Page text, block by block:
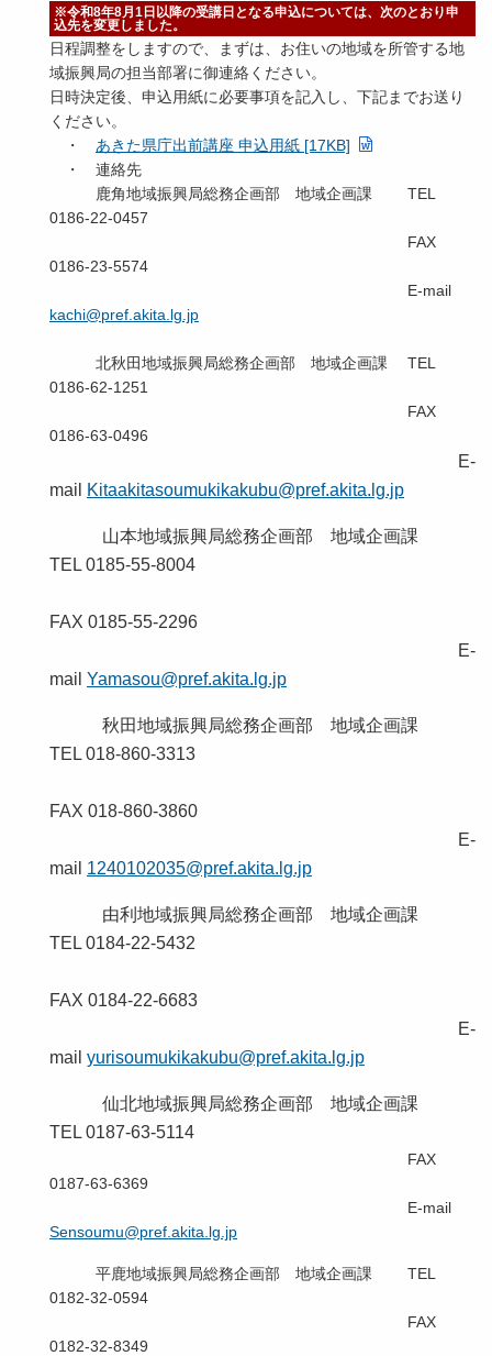
※令和8年8月1日以降の受講日となる申込については、次のとおり申
込先を変更しました。
日程調整をしますので、まずは、お住いの地域を所管する地
域振興局の担当部署に御連絡ください。
日時決定後、申込用紙に必要事項を記入し、下記までお送り
ください。
・ あきた県庁出前講座 申込用紙 [17KB]
・ 連絡先
鹿角地域振興局総務企画部 地域企画課 TEL
0186-22-0457
FAX
0186-23-5574
E-mail
kachi@pref.akita.lg.jp
北秋田地域振興局総務企画部 地域企画課 TEL
0186-62-1251
FAX
0186-63-0496
E-
mail
Kitaakitasoumukikakubu@pref.akita.lg.jp
山本地域振興局総務企画部 地域企画課
TEL 0185-55-8004
FAX 0185-55-2296
E-
mail Yamasou@pref.akita.lg.jp
秋田地域振興局総務企画部 地域企画課
TEL 018-860-3313
FAX 018-860-3860
E-
mail 1240102035@pref.akita.lg.jp
由利地域振興局総務企画部 地域企画課
TEL 0184-22-5432
FAX 0184-22-6683
E-
mail yurisoumukikakubu@pref.akita.lg.jp
仙北地域振興局総務企画部 地域企画課
TEL 0187-63-5114
FAX
0187-63-6369
E-mail
Sensoumu@pref.akita.lg.jp
平鹿地域振興局総務企画部 地域企画課 TEL
0182-32-0594
FAX
0182-32-8349